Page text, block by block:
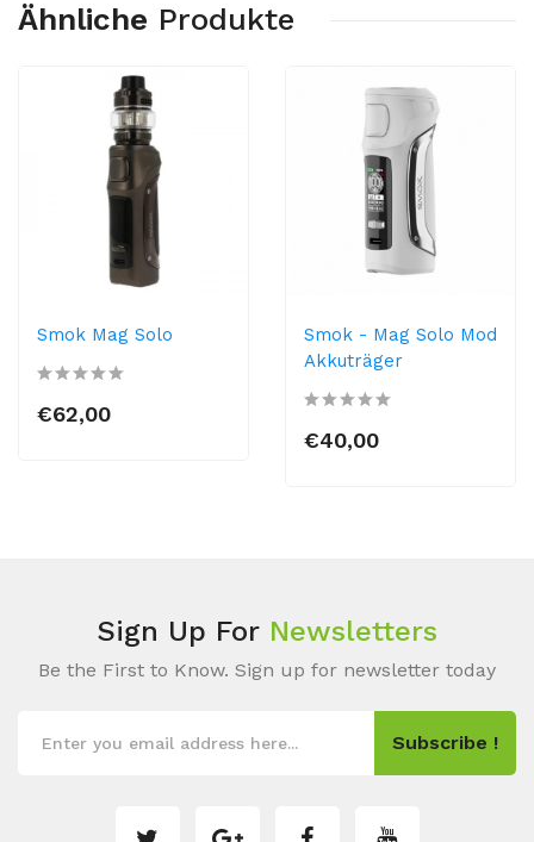
Ähnliche Produkte
Smok Mag Solo
€62,00
Smok - Mag Solo Mod
Akkuträger
€40,00
Sign Up For Newsletters
Be the First to Know. Sign up for newsletter today
Subscribe !